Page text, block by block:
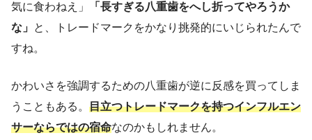
気に食わねえ」
「長すぎる八重歯をへし折ってやろうか
な」 と、トレードマークをかなり挑発的にいじられたんで
すね。
かわいさを強調するための八重歯が逆に反感を買ってしま
うこともある。 目立つトレードマークを持つインフルエン
サーならではの宿命なのかもしれません。